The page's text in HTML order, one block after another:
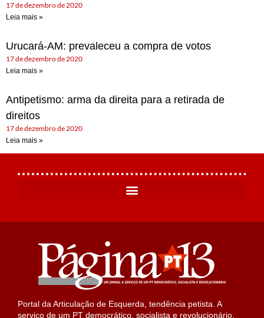
17 de dezembro de 2020
Leia mais »
Urucará-AM: prevaleceu a compra de votos
17 de dezembro de 2020
Leia mais »
Antipetismo: arma da direita para a retirada de
direitos
17 de dezembro de 2020
Leia mais »
Portal da Articulação de Esquerda, tendência petista. A
serviço de um PT democrático, socialista e revolucionário.